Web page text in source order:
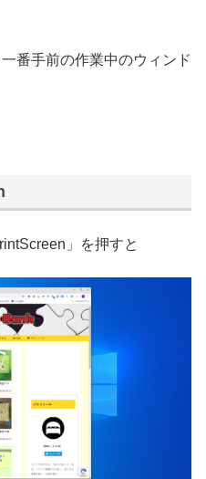
番手前の作業中のウィンド
」を押すと